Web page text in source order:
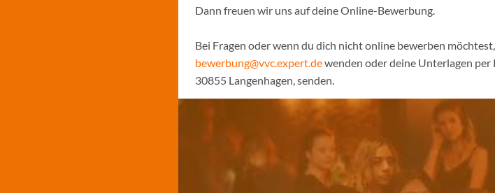
Dann freuen wir uns auf deine Online-Bewerbung.
Bei Fragen oder wenn du dich nicht online bewerben
bewerbung@vvc.expert.dewenden oder deine Unterlagen per
30855 Langenhagen, senden.